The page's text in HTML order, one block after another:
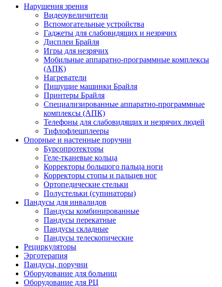
Нарушения зрения
Видеоувеличители
Вспомогательные устройства
Гаджеты для слабовидящих и незрячих
Дисплеи Брайля
Игры для незрячих
Мобильные аппаратно-программные комплексы
(АПК)
Нагреватели
Пишущие машинки Брайля
Принтеры Брайля
Специализированные аппаратно-программные
комплексы (АПК)
Телефоны для слабовидящих и незрячих людей
Тифлофлешплееры
Опорные и настенные поручни
Бурсопротекторы
Геле-тканевые кольца
Корректоры большого пальца ноги
Корректоры стопы и пальцев ног
Ортопедические стельки
Полустельки (супинаторы)
Пандусы для инвалидов
Пандусы комбинированные
Пандусы перекатные
Пандусы складные
Пандусы телескопические
Рециркуляторы
Эрготерапия
Пандусы, поручни
Оборудование для больниц
Оборудование для РЦ